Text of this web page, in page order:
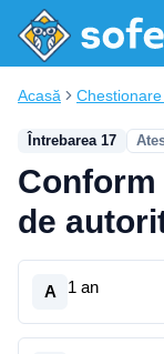
Acasă Chestionare
Întrebarea 17
de
A 1 an